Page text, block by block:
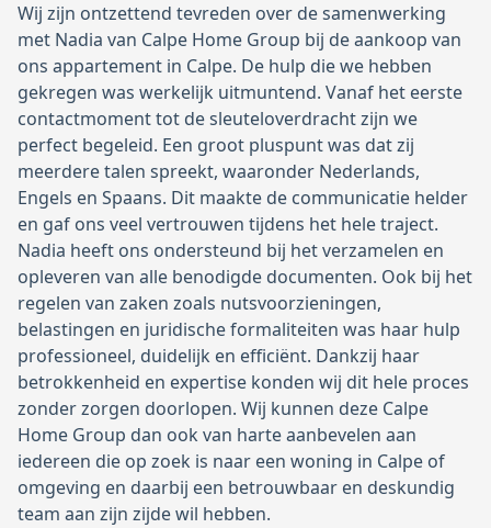
Wij zijn ontzettend tevreden over de samenwerking
met Nadia van Calpe Home Group bij de aankoop van
ons appartement in Calpe. De hulp die we hebben
gekregen was werkelijk uitmuntend. Vanaf het eerste
contactmoment tot de sleuteloverdracht zijn we
perfect begeleid. Een groot pluspunt was dat zij
meerdere talen spreekt, waaronder Nederlands,
Engels en Spaans. Dit maakte de communicatie helder
en gaf ons veel vertrouwen tijdens het hele traject.
Nadia heeft ons ondersteund bij het verzamelen en
opleveren van alle benodigde documenten. Ook bij het
regelen van zaken zoals nutsvoorzieningen,
belastingen en juridische formaliteiten was haar hulp
professioneel, duidelijk en efficiënt. Dankzij haar
betrokkenheid en expertise konden wij dit hele proces
zonder zorgen doorlopen. Wij kunnen deze Calpe
Home Group dan ook van harte aanbevelen aan
iedereen die op zoek is naar een woning in Calpe of
omgeving en daarbij een betrouwbaar en deskundig
team aan zijn zijde wil hebben.